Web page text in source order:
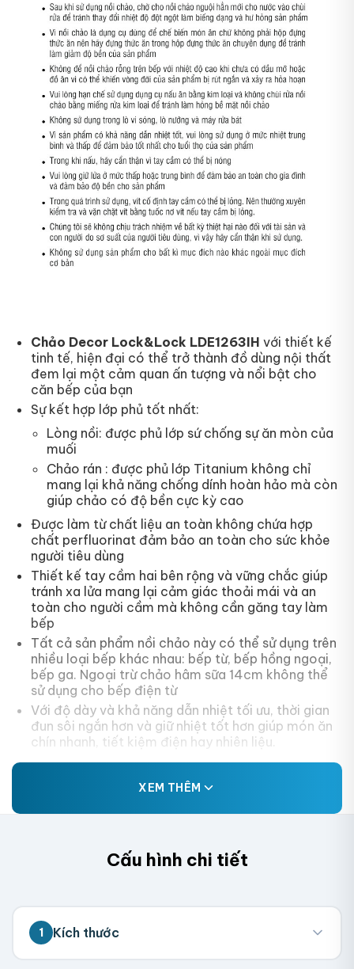
Chảo Decor Lock&Lock LDE1263IH với thiết kế
tinh tế, hiện đại có thể trở thành đồ dùng nội thất
đem lại một cảm quan ấn tượng và nổi bật cho
căn bếp của bạn
Sự kết hợp lớp phủ tốt nhất:
Lòng nồi: được phủ lớp sứ chống sự ăn mòn của
muối
Chảo rán : được phủ lớp Titanium không chỉ
mang lại khả năng chống dính hoàn hảo mà còn
giúp chảo có độ bền cực kỳ cao
Được làm từ chất liệu an toàn không chứa hợp
chất perfluorinat đảm bảo an toàn cho sức khỏe
người tiêu dùng
Thiết kế tay cầm hai bên rộng và vững chắc giúp
tránh xa lửa mang lại cảm giác thoải mái và an
toàn cho người cầm mà không cần găng tay làm
bếp
Tất cả sản phẩm nồi chảo này có thể sử dụng trên
nhiều loại bếp khác nhau: bếp từ, bếp hồng ngoại,
bếp ga. Ngoại trừ chảo hâm sữa 14cm không thể
sử dụng cho bếp điện từ
Với độ dày và khả năng dẫn nhiệt tối ưu, thời gian
đun sôi ngắn hơn và giữ nhiệt tốt hơn giúp món ăn
chín nhanh, tiết kiệm điện hay nhiên liệu.
XEM THÊM
Cấu hình chi tiết
1 Kích thước